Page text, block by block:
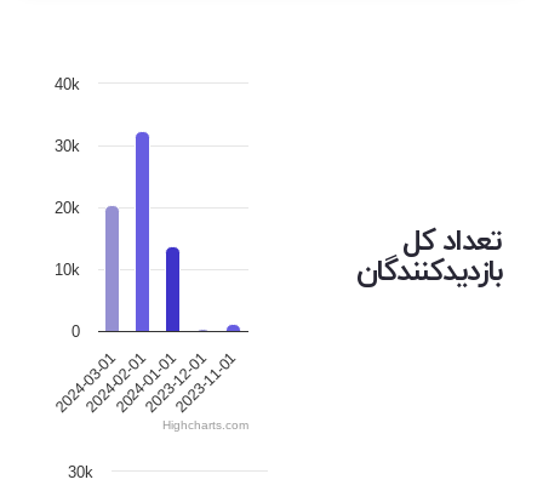
تعداد کل
بازدیدکنندگان
2024-03-01
2024-02-01
2024-01-01
2023-12-01
2023-11-01
0
10k
20k
30k
40k
Highcharts.com
30k